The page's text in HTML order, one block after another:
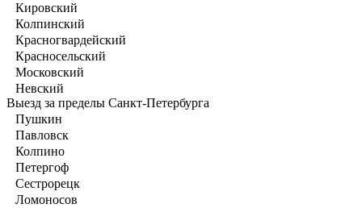
Кировский
Колпинский
Красногвардейский
Красносельский
Московский
Невский
Выезд за пределы Санкт-Петербурга
Пушкин
Павловск
Колпино
Петергоф
Сестрорецк
Ломоносов